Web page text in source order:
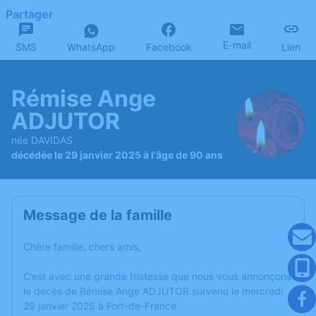
Partager
SMS WhatsApp Facebook E-mail Lien
Rémise Ange
ADJUTOR
née DAVIDAS
décédée le 29 janvier 2025 à l'âge de 90 ans
Message de la famille
Chère famille, chers amis,
C’est avec une grande tristesse que nous vous annonçons
le décès de Rémise Ange ADJUTOR survenu le mercredi
29 janvier 2025 à Fort-de-France.